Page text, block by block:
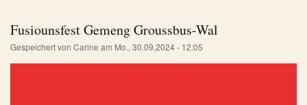
Fusiounsfest Gemeng Groussbus-Wal
Gespeichert von Carine am Mo., 30.09.2024 - 12:05